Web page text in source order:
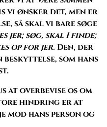
vi ønsker det, men er
så skal vi bare søge
jer; søg, skal I finde;
op for jer. Den, der
som hans
at overbevise os om
hindring er at
mod hans person og